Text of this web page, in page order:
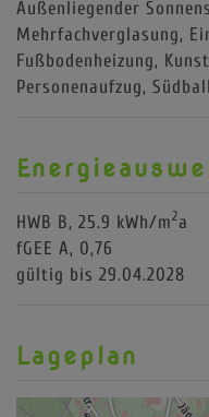
Außenliegender
Mehrfachverglasung
Fußbodenheizung
Personenaufzug
HWB B, 25.9 kWh/m2a
fGEE A, 0,76
gültig bis 29.04.2028
Lageplan